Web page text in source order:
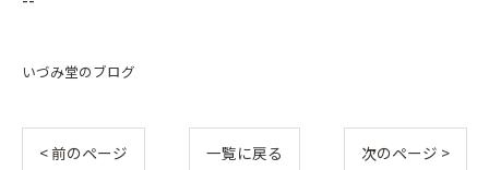
いづみ堂のブログ
< 前のページ 一覧に戻る 次のページ >